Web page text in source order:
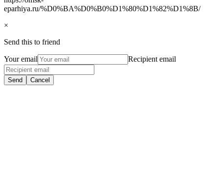
eparhiya.ru/%D0%BA%D0%B0%D1%80%D1%82%D1%8B/
×
Send this to friend
Your email Recipient email
Send Cancel